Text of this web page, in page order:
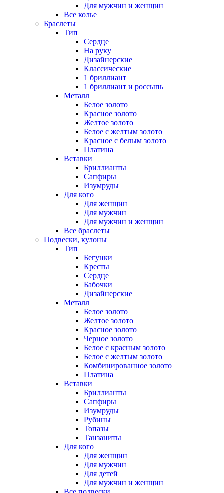
Для мужчин и женщин
Все колье
Браслеты
Тип
Сердце
На руку
Дизайнерские
Классические
1 бриллиант
1 бриллиант и россыпь
Металл
Белое золото
Красное золото
Желтое золото
Белое с желтым золото
Красное с белым золото
Платина
Вставки
Бриллианты
Сапфиры
Изумруды
Для кого
Для женщин
Для мужчин
Для мужчин и женщин
Все браслеты
Подвески, кулоны
Тип
Бегунки
Кресты
Сердце
Бабочки
Дизайнерские
Металл
Белое золото
Желтое золото
Красное золото
Черное золото
Белое с красным золото
Белое с желтым золото
Комбинированное золото
Платина
Вставки
Бриллианты
Сапфиры
Изумруды
Рубины
Топазы
Танзаниты
Для кого
Для женщин
Для мужчин
Для детей
Для мужчин и женщин